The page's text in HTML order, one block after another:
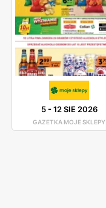
5-12 SIE 2026
GAZETKA MOJE SKLEPY